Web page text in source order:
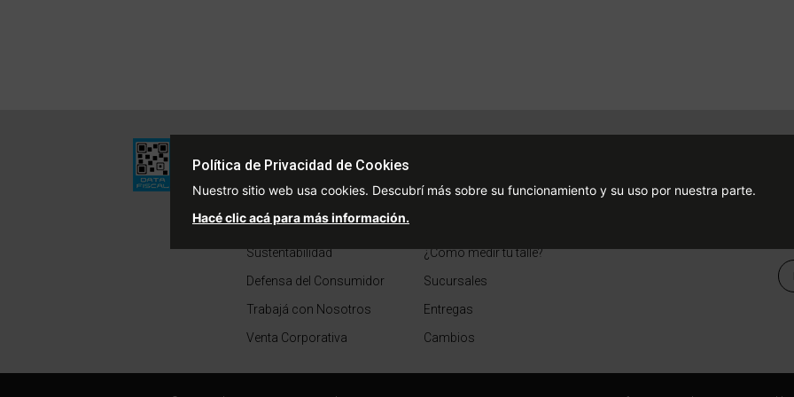
Quiénes Somos
Políticas de Privacidad
Términos y Condiciones
Sustentabilidad
Defensa del Consumidor
Trabajá con Nosotros
Venta Corporativa
Preguntas Frecuentes
¿Cómo medir tu talle?
Sucursales
Entregas
Cambios
Instagram
Política de Privacidad de Cookies
Nuestro sitio web usa cookies. Descubrí más sobre su funcionamiento y su uso por nuestra parte.
Hacé clic acá para más información.